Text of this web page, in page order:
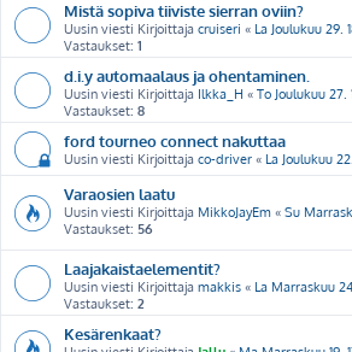
Mistä sopiva tiiviste sierran oviin?
Uusin viesti Kirjoittaja cruiseri « La Joulukuu 29.
Vastaukset: 1
d.i.y automaalaus ja ohentaminen.
Uusin viesti Kirjoittaja Ilkka_H « To Joulukuu 27.
Vastaukset: 8
ford tourneo connect nakuttaa
Uusin viesti Kirjoittaja co-driver « La Joulukuu
Varaosien laatu
Uusin viesti Kirjoittaja MikkoJayEm « Su
Vastaukset: 56
Laajakaistaelementit?
Uusin viesti Kirjoittaja makkis « La Marraskuu
Vastaukset: 2
Kesärenkaat?